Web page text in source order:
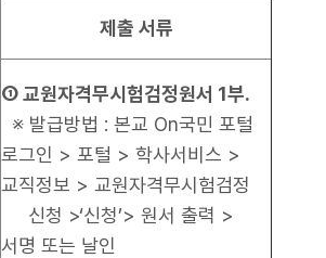
제출 서류
① 교원자격무시험검정원서 1부.
※ 발급방법 : 본교 On국민 포털
로그인 > 포털 > 학사서비스 >
교직정보 > 교원자격무시험검정
신청 >‘신청’> 원서 출력 >
서명 또는 날인